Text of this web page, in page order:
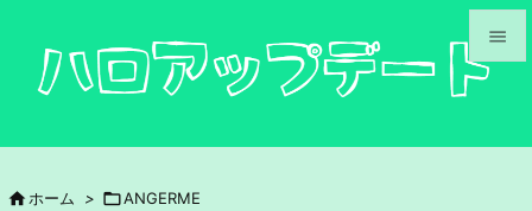



 ホーム > ANGERME